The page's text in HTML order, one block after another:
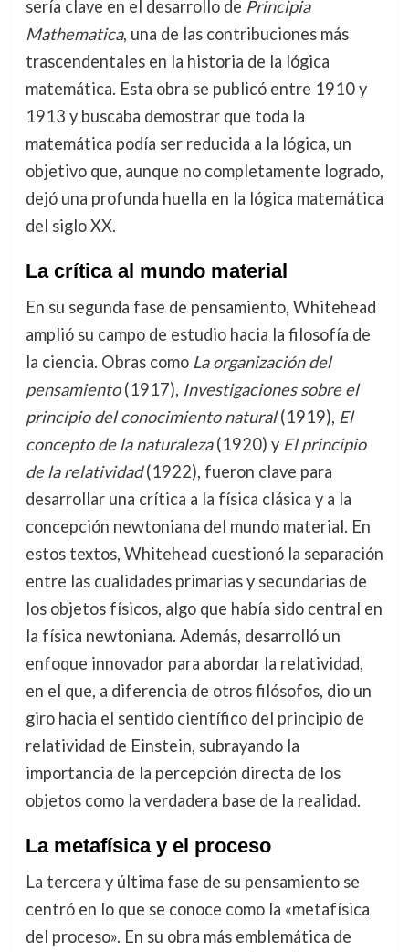
sería clave en el desarrollo de Principia
Mathematica, una de las contribuciones más
trascendentales en la historia de la lógica
matemática. Esta obra se publicó entre 1910 y
1913 y buscaba demostrar que toda la
matemática podía ser reducida a la lógica, un
objetivo que, aunque no completamente logrado,
dejó una profunda huella en la lógica matemática
del siglo XX.
La crítica al mundo material
En su segunda fase de pensamiento, Whitehead
amplió su campo de estudio hacia la filosofía de
la ciencia. Obras como La organización del
pensamiento(1917), Investigaciones sobre el
principio del conocimiento natural(1919), El
concepto de la naturaleza(1920) y El principio
de la relatividad(1922), fueron clave para
desarrollar una crítica a la física clásica y a la
concepción newtoniana del mundo material. En
estos textos, Whitehead cuestionó la separación
entre las cualidades primarias y secundarias de
los objetos físicos, algo que había sido central en
la física newtoniana. Además, desarrolló un
enfoque innovador para abordar la relatividad,
en el que, a diferencia de otros filósofos, dio un
giro hacia el sentido científico del principio de
relatividad de Einstein, subrayando la
importancia de la percepción directa de los
objetos como la verdadera base de la realidad.
La metafísica y el proceso
La tercera y última fase de su pensamiento se
centró en lo que se conoce como la «metafísica
del proceso». En su obra más emblemática de